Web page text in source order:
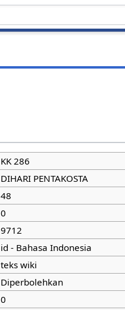
KK 286
DIHARI PENTAKOSTA
48
0
9712
id - Bahasa Indonesia
teks wiki
Diperbolehkan
0